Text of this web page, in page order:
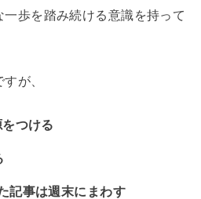
歩を踏み続ける意識を持って
が、
つける
記事は週末にまわす